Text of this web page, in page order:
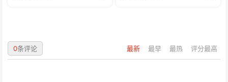
最新 最早 最热 评分最高
0条评论